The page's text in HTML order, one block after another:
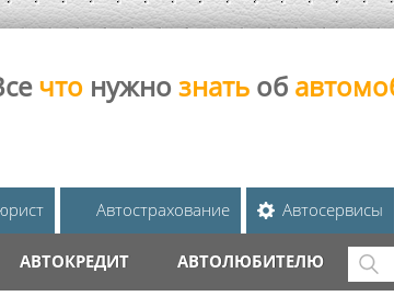
что нужно знать об
Автострахование Автосервисы
АВТОКРЕДИТ АВТОЛЮБИТЕЛЮ